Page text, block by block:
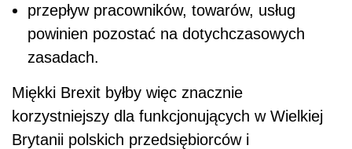
przepływ pracowników, towarów, usług
powinien pozostać na dotychczasowych
zasadach.
Miękki Brexit byłby więc znacznie
korzystniejszy dla funkcjonujących w Wielkiej
Brytanii polskich przedsiębiorców i